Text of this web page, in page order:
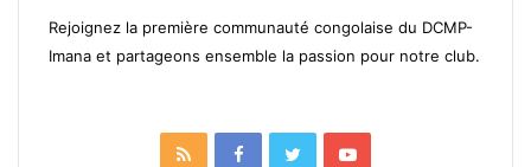
Rejoignez la première communauté congolaise du DCMP-
Imana et partageons ensemble la passion pour notre club.
RSS FacebookTwitterYouTube